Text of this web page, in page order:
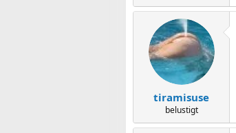
tiramisuse
belustigt